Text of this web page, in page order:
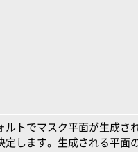
トでマスク平面が生成さ
します。生成される平面